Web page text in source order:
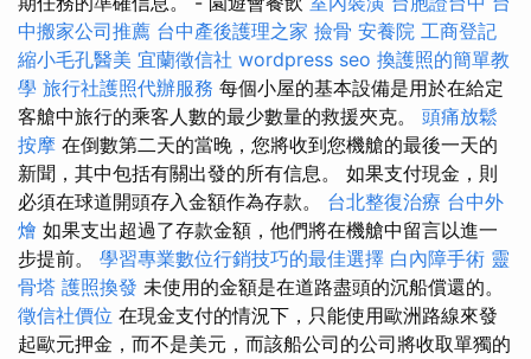
中搬家公司推薦 台中產後護理之家 撿骨 安養院 工商登記
縮小毛孔醫美 宜蘭徵信社 wordpress seo 換護照的簡單教
學 旅行社護照代辦服務 每個小屋的基本設備是用於在給定
客艙中旅行的乘客人數的最少數量的救援夾克。 頭痛放鬆
按摩 在倒數第二天的當晚，您將收到您機艙的最後一天的
新聞，其中包括有關出發的所有信息。 如果支付現金，則
必須在球道開頭存入金額作為存款。 台北整復治療 台中外
燴 如果支出超過了存款金額，他們將在機艙中留言以進一
步提前。 學習專業數位行銷技巧的最佳選擇 白內障手術 靈
骨塔 護照換發 未使用的金額是在道路盡頭的沉船償還的。
徵信社價位 在現金支付的情況下，只能使用歐洲路線來發
起歐元押金，而不是美元，而該船公司的公司將收取單獨的